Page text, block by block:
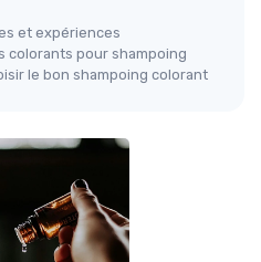
et expériences
colorants pour shampoing
le bon shampoing colorant